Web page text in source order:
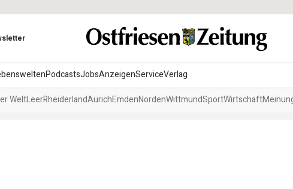
PodcastsJobsAnzeigenServiceVerlag
WeltLeerRheiderlandAurichEmdenNordenWittmundSportWirtschaft